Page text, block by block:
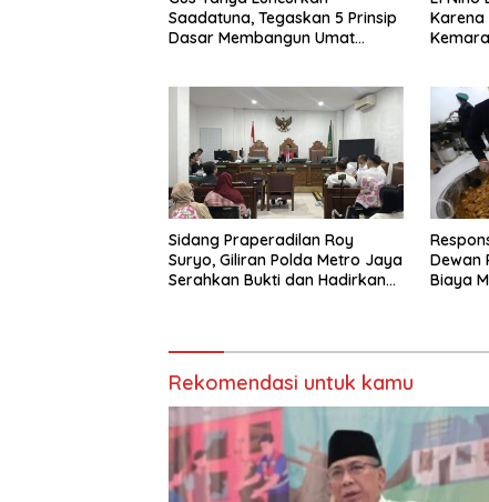
Saadatuna, Tegaskan 5 Prinsip
Dasar Membangun Umat
Karena
Sidang Praperadilan Roy
Suryo, Giliran Polda Metro Jaya
Serahkan Bukti dan Hadirkan
Dewan
Biaya
Rekomendasi untuk kamu